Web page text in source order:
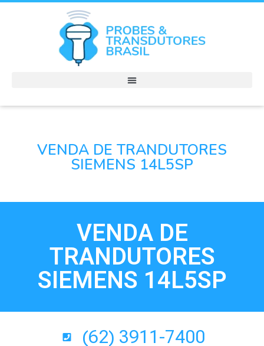
VENDA DE TRANDUTORES
SIEMENS 14L5SP
VENDA DE
TRANDUTORES
SIEMENS 14L5SP
(62) 3911-7400